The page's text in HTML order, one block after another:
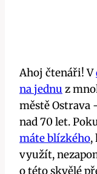
Ahoj čtenáři! V
na jednu z
městě Ostrava
nad 70 let.
máte blízkého,
využít,
o této skvělé